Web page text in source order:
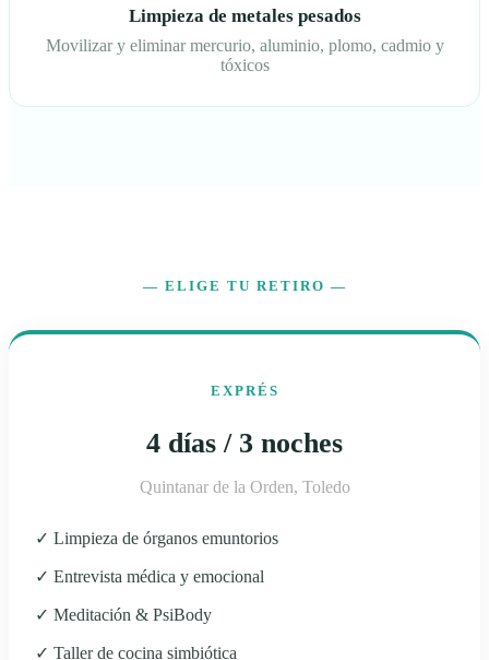
Limpieza de metales pesados
Movilizar y eliminar mercurio, aluminio, plomo, cadmio y
tóxicos
— ELIGE TU RETIRO —
EXPRÉS
4 días / 3 noches
Quintanar de la Orden, Toledo
✓ Limpieza de órganos emuntorios
✓ Entrevista médica y emocional
✓ Meditación & PsiBody
✓ Taller de cocina simbiótica